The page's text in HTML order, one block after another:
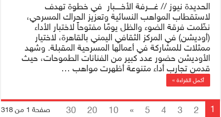
الحديدة نيوز // غــــرفة الأخــــبار في خطوة تهدف
لاستقطاب المواهب النسائية وتعزيز الحراك المسرحي،
نظّمت فرقة الضوء والظل يومًا مفتوحاً لاختبار الأداء
(أوديشن) في المركز الثقافي اليمني بالقاهرة، لاختيار
ممثلات للمشاركة في أعمالها المسرحية المقبلة. وشهد
الأوديشن حضور عدد كبير من الفنانات الطموحات، حيث
قدمن تجارب أداء متنوعة أظهرت مواهب …
أكمل القراءة »
صفحة 1 من 318 1
2
3
4
5
»
10
20
30